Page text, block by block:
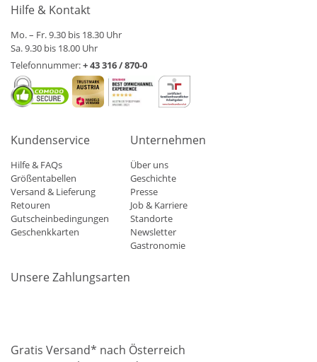
Hilfe & Kontakt
Mo. – Fr. 9.30 bis 18.30 Uhr
Sa. 9.30 bis 18.00 Uhr
Telefonnummer:+ 43 316 / 870-0
Kundenservice
Hilfe & FAQs
Größentabellen
Versand & Lieferung
Retouren
Gutscheinbedingungen
Geschenkkarten
Unternehmen
Über uns
Geschichte
Presse
Job & Karriere
Standorte
Newsletter
Gastronomie
Unsere Zahlungsarten
Gratis Versand* nach Österreich